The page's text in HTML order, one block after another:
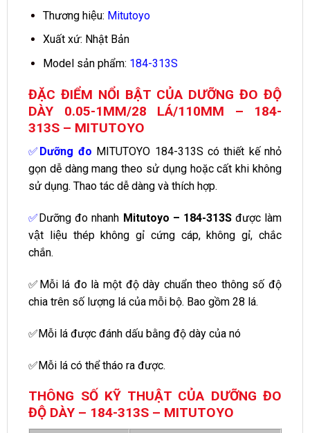
Thương hiệu: Mitutoyo
Xuất xứ: Nhật Bản
Model sản phẩm: 184-313S
ĐẶC ĐIỂM NỔI BẬT CỦA DƯỠNG ĐO ĐỘ
DÀY 0.05-1MM/28 LÁ/110MM – 184-
313S – MITUTOYO
✅ Dưỡng đo MITUTOYO 184-313S có thiết kế nhỏ
gọn dễ dàng mang theo sử dụng hoặc cất khi không
sử dụng. Thao tác dễ dàng và thích hợp.
✅Dưỡng đo nhanh Mitutoyo – 184-313S được làm
vật liệu thép không gỉ cứng cáp, không gỉ, chắc
chắn.
✅Mỗi lá đo là một độ dày chuẩn theo thông số độ
chia trên số lượng lá của mỗi bộ. Bao gồm 28 lá.
✅Mỗi lá được đánh dấu bằng độ dày của nó
✅Mỗi lá có thể tháo ra được.
THÔNG SỐ KỸ THUẬT CỦA DƯỠNG ĐO
ĐỘ DÀY – 184-313S – MITUTOYO